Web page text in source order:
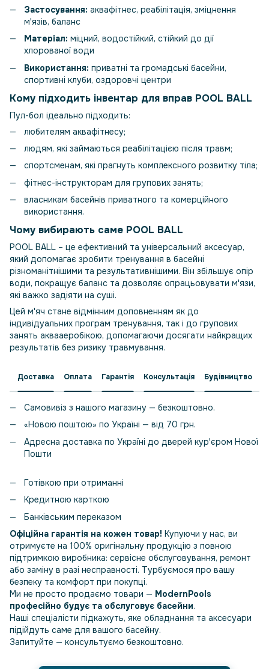
Застосування: аквафітнес, реабілітація, зміцнення
м'язів, баланс
Матеріал: міцний, водостійкий, стійкий до дії
хлорованої води
Використання: приватні та громадські басейни,
спортивні клуби, оздоровчі центри
Кому підходить інвентар для вправ POOL BALL
Пул-бол ідеально підходить:
любителям аквафітнесу;
людям, які займаються реабілітацією після травм;
спортсменам, які прагнуть комплексного розвитку тіла;
фітнес-інструкторам для групових занять;
власникам басейнів приватного та комерційного
використання.
Чому вибирають саме POOL BALL
POOL BALL – це ефективний та універсальний аксесуар,
який допомагає зробити тренування в басейні
різноманітнішими та результативнішими. Він збільшує опір
води, покращує баланс та дозволяє опрацьовувати м'язи,
які важко задіяти на суші.
Цей м'яч стане відмінним доповненням як до
індивідуальних програм тренування, так і до групових
занять аквааеробікою, допомагаючи досягати найкращих
результатів без ризику травмування.
Доставка Оплата Гарантія Консультація Будівництво
Самовивіз з нашого магазину — безкоштовно.
«Новою поштою» по Україні — від 70 грн.
Адресна доставка по Україні до дверей кур'єром Нової
Пошти
Готівкою при отриманні
Кредитною карткою
Банківським переказом
Офіційна гарантія на кожен товар! Купуючи у нас, ви
отримуєте на 100% оригінальну продукцію з повною
підтримкою виробника: сервісне обслуговування, ремонт
або заміну в разі несправності. Турбуємося про вашу
безпеку та комфорт при покупці.
Ми не просто продаємо товари — ModernPools
професійно будує та обслуговує басейни.
Наші спеціалісти підкажуть, яке обладнання та аксесуари
підійдуть саме для вашого басейну.
Запитуйте — консультуємо безкоштовно.